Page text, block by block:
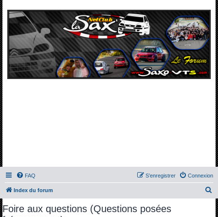
FAQ Connexion
S’enregistrer
Index du forum
Foire aux questions (Questions posées